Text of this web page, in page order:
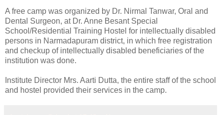
A free camp was organized by Dr. Nirmal Tanwar, Oral and
Dental Surgeon, at Dr. Anne Besant Special
School/Residential Training Hostel for intellectually disabled
persons in Narmadapuram district, in which free registration
and checkup of intellectually disabled beneficiaries of the
institution was done.
Institute Director Mrs. Aarti Dutta, the entire staff of the school
and hostel provided their services in the camp.